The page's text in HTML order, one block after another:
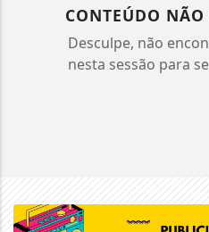
CONTEÚDO
Desculpe, não
nesta sessão para